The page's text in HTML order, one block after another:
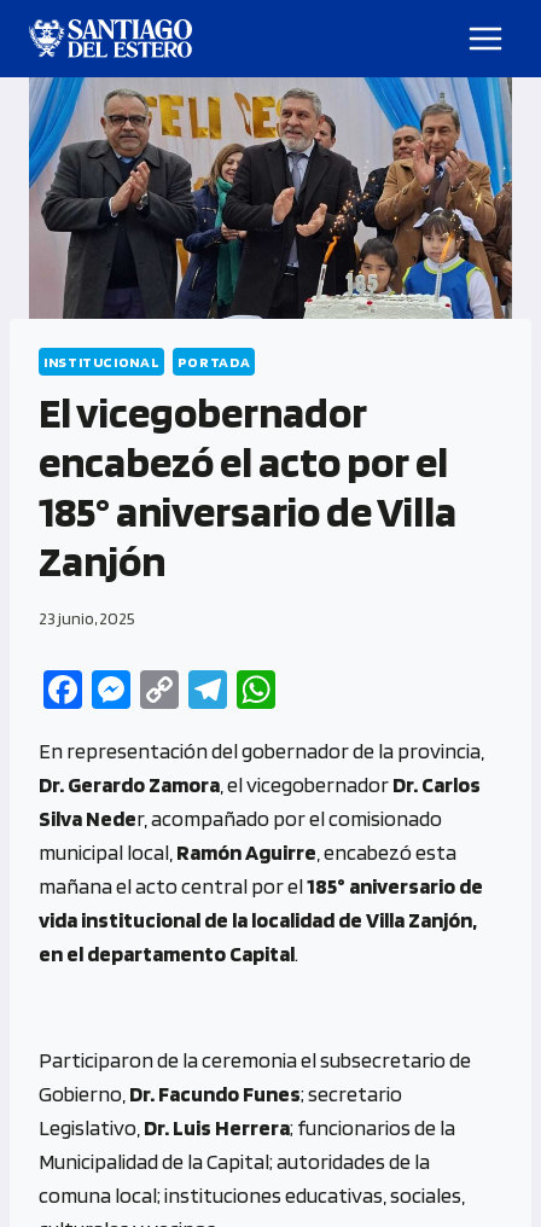
INSTITUCIONAL PORTADA
El vicegobernador
encabezó el acto por el
185° aniversario de Villa
Zanjón
23 junio, 2025
Fa
b
o
o
k
M
se
n
g
er
C
py
Li
n
k
Te
gr
a
m
at
s
A
p
p
En representación del gobernador de la provincia,
Dr. Gerardo Zamora , el vicegobernadorDr. Carlos
Silva Neder, acompañado por el comisionado
municipal local, Ramón Aguirre , encabezó esta
mañana el acto central por el185° aniversario de
vida institucional de la localidad de Villa Zanjón,
en el departamento Capital.
Participaron de la ceremonia el subsecretario de
Gobierno, Dr. Facundo Funes; secretario
Legislativo, Dr. Luis Herrera; funcionarios de la
Municipalidad de la Capital; autoridades de la
comuna local; instituciones educativas, sociales,